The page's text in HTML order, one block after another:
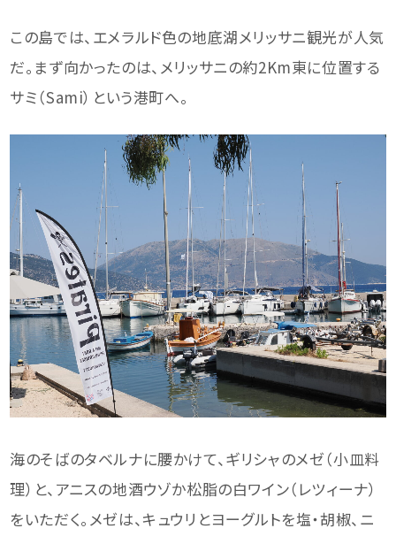
この島では、エメラルド色の地底湖メリッサニ観光が人気
だ。まず向かったのは、メリッサニの約2Km東に位置する
サミ（Sami）という港町へ。
海のそばのタベルナに腰かけて、ギリシャのメゼ（小皿料
理）と、アニスの地酒ウゾか松脂の白ワイン（レツィーナ）
をいただく。メゼは、キュウリとヨーグルトを塩・胡椒、ニ